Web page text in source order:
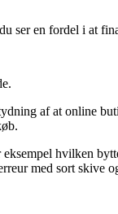
en fordel i at
af at online
hvilken
med sort skive